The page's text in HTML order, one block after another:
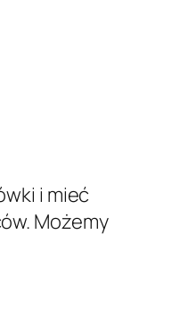
i mieć
Możemy